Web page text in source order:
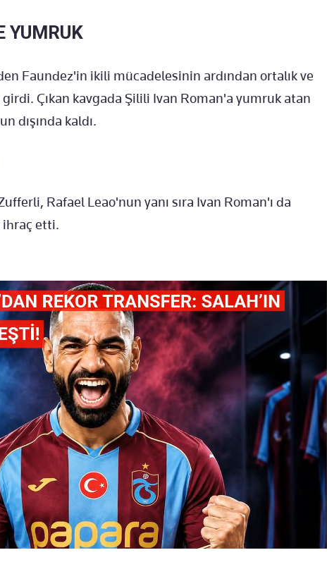
YUMRUK
Faundez'in ikili mücadelesinin ardından ortalık ve
Çıkan kavgada Şilili Ivan Roman'a yumruk atan
dışında kaldı.
Rafael Leao'nun yanı sıra Ivan Roman'ı da
ihraç etti.